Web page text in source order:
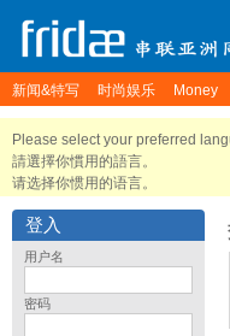
新闻&特写 时尚娱乐 Money
Please select your preferred
請選擇你慣用的語言。
请选择你惯用的语言。
登入
用户名
密码